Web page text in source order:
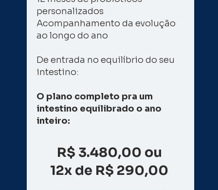
personalizados
Acompanhamento da evolução
ao longo do ano
De entrada no equilíbrio do seu
intestino:
O plano completo pra um
intestino equilibrado o ano
inteiro:
R$ 3.480,00 ou
12x de R$ 290,00